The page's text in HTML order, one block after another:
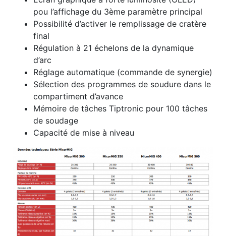
pou l’affichage du 3ème paramètre principal
Possibilité d’activer le remplissage de ­cratère
final
Régulation à 21 échelons de la dynamique
d’arc
Réglage automatique (commande de synergie)
Sélection des programmes de soudure dans le
compartiment d’avance
Mémoire de tâches Tiptronic pour 100 tâches
de soudage
Capacité de mise à niveau